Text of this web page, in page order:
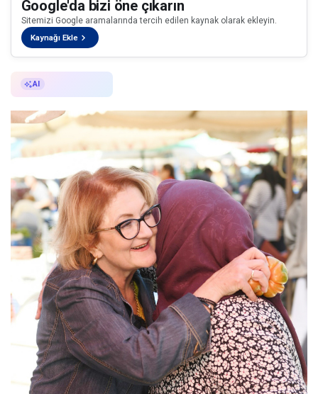
Google'da bizi öne çıkarın
Sitemizi Google aramalarında tercih edilen kaynak olarak ekleyin.
Kaynağı Ekle
AI